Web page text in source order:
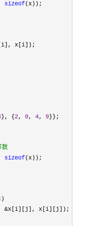
sizeof
}, { 2, 0, 4, 9
数
sizeof
&